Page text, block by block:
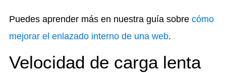
Puedes aprender más en nuestra guía sobre cómo
mejorar el enlazado interno de una web.
Velocidad de carga lenta